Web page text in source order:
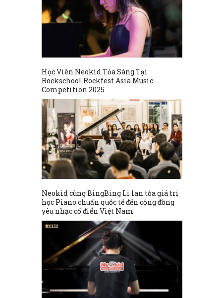
Học Viên Neokid Tỏa Sáng Tại
Rockschool Rockfest Asia Music
Competition 2025
Neokid cùng BingBing Li lan tỏa giá trị
học Piano chuẩn quốc tế đến cộng đồng
yêu nhạc cổ điển Việt Nam